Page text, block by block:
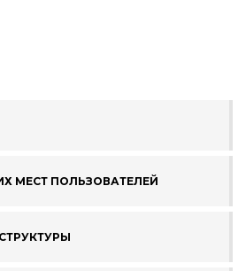
МЕСТ ПОЛЬЗОВАТЕЛЕЙ